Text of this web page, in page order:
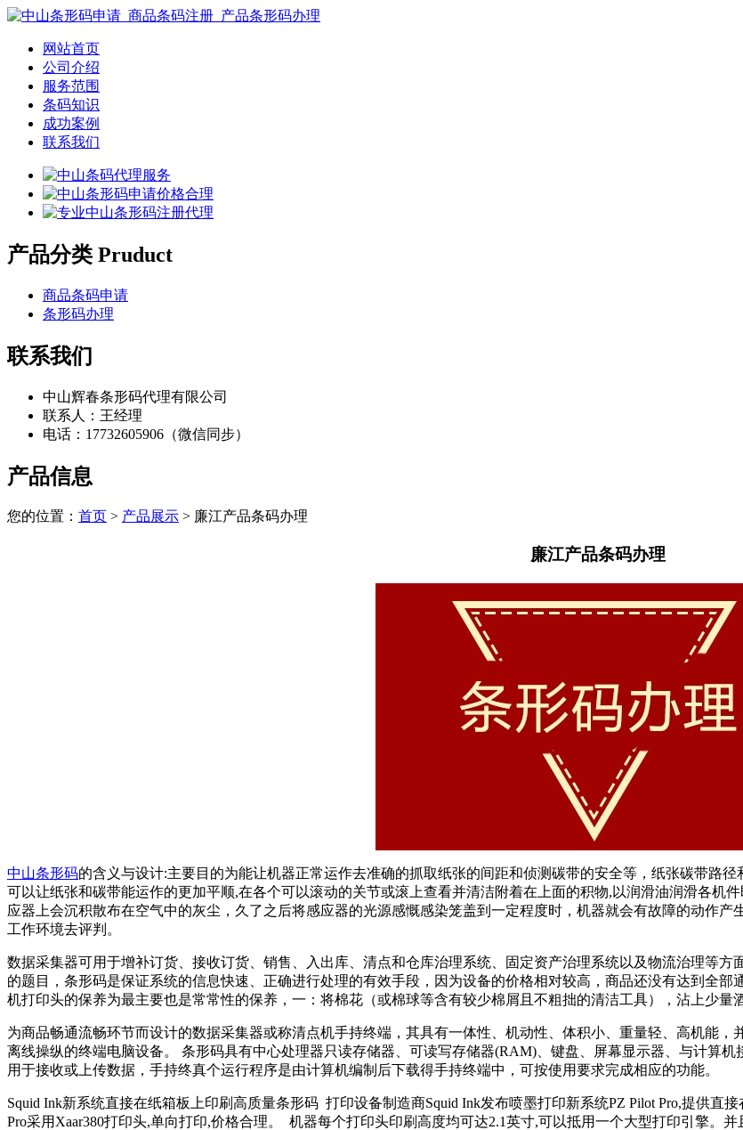
网站首页
公司介绍
服务范围
条码知识
成功案例
联系我们
产品分类 Pruduct
商品条码申请
条形码办理
联系我们
中山辉春条形码代理有限公司
联系人：王经理
电话：17732605906（微信同步）
产品信息
您的位置： 首页 > 产品展示 > 廉江产品条码办理
廉江产品条码办理
中山条形码的含义与设计:主要目的为能让机器正常运作去准确的抓取纸张的间距和侦测碳带的安全等，纸张碳带路
可以让纸张和碳带能运作的更加平顺,在各个可以滚动的关节或滚上查看并清洁附着在上面的积物,以润滑油润滑各机
应器上会沉积散布在空气中的灰尘，久了之后将感应器的光源感慨感染笼盖到一定程度时，机器就会有故障的动作
工作环境去评判。
数据采集器可用于增补订货、接收订货、销售、入出库、清点和仓库治理系统、固定资产治理系统以及物流治理等
的题目，条形码是保证系统的信息快速、正确进行处理的有效手段，因为设备的价格相对较高，商品还没有达到全
机打印头的保养为最主要也是常常性的保养，一：将棉花（或棉球等含有较少棉屑且不粗拙的清洁工具），沾上少量
为商品畅通流畅环节而设计的数据采集器或称清点机手持终端，其具有一体性、机动性、体积小、重量轻、高机能
离线操纵的终端电脑设备。 条形码具有中心处理器只读存储器、可读写存储器(RAM)、键盘、屏幕显示器、与计算
用于接收或上传数据，手持终真个运行程序是由计算机编制后下载得手持终端中，可按使用要求完成相应的功能。
Squid Ink新系统直接在纸箱板上印刷高质量条形码 打印设备制造商Squid Ink发布喷墨打印新系统PZ Pilot Pro,提供直
Pro采用Xaar380打印头,单向打印,价格合理。 机器每个打印头印刷高度均可达2.1英寸,可以抵用一个大型打印引擎。